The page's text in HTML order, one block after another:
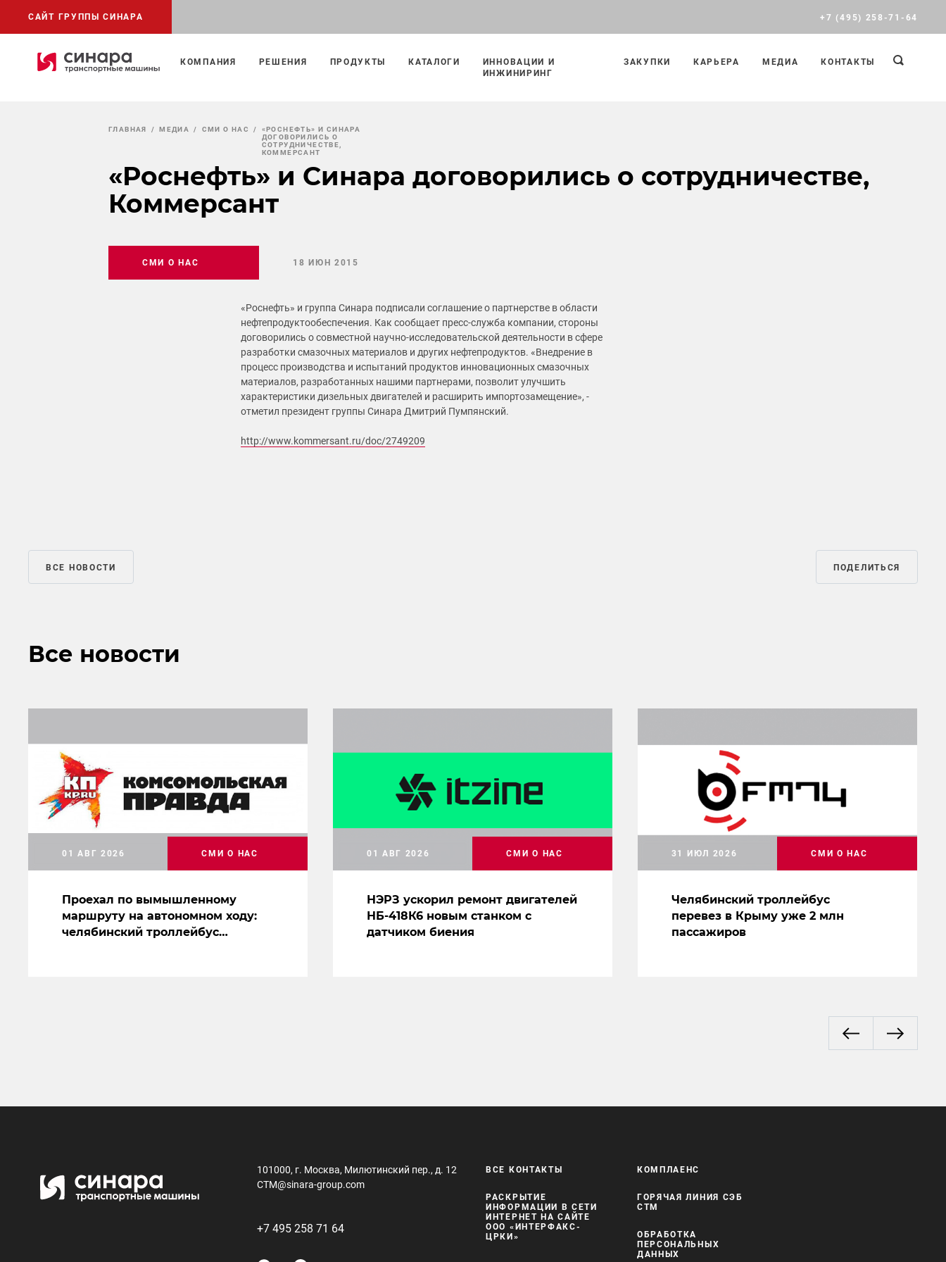
САЙТ ГРУППЫ СИНАРА +7 (495) 258-71-64
КОМПАНИЯ РЕШЕНИЯ ПРОДУКТЫ КАТАЛОГИ
ИННОВАЦИИ И
ИНЖИНИРИНГ
ЗАКУПКИ КАРЬЕРА МЕДИА КОНТАКТЫ
ГЛАВНАЯ МЕДИА СМИ О НАС
«РОСНЕФТЬ» И СИНАРА
ДОГОВОРИЛИСЬ О
СОТРУДНИЧЕСТВЕ,
КОММЕРСАНТ
«Роснефть» и Синара договорились о сотрудничестве,
Коммерсант
СМИ О НАС 18 ИЮН 2015
«Роснефть» и группа Синара подписали соглашение о партнерстве в области
нефтепродуктообеспечения. Как сообщает пресс-служба компании, стороны
договорились о совместной научно-исследовательской деятельности в сфере
разработки смазочных материалов и других нефтепродуктов. «Внедрение в
процесс производства и испытаний продуктов инновационных смазочных
материалов, разработанных нашими партнерами, позволит улучшить
характеристики дизельных двигателей и расширить импортозамещение», -
отметил президент группы Синара Дмитрий Пумпянский.
http://www.kommersant.ru/doc/2749209
ВСЕ НОВОСТИ ПОДЕЛИТЬСЯ
Все новости
Проехал по вымышленному
маршруту на автономном ходу:
челябинский троллейбус
01 АВГ 2026 СМИ О НАС
НЭРЗ ускорил ремонт двигателей
НБ-418К6 новым станком с
датчиком биения
01 АВГ 2026 СМИ О НАС
Челябинский троллейбус
перевез в Крыму уже 2 млн
пассажиров
31 ИЮЛ 2026 СМИ О НАС
101000, г. Москва, Милютинский пер., д. 12
CTM@sinara-group.com
+7 495 258 71 64
ВСЕ КОНТАКТЫ
РАСКРЫТИЕ
ИНФОРМАЦИИ В СЕТИ
ИНТЕРНЕТ НА САЙТЕ
ООО «ИНТЕРФАКС-
ЦРКИ»
КОМПЛАЕНС
ГОРЯЧАЯ ЛИНИЯ СЭБ
СТМ
ОБРАБОТКА
ПЕРСОНАЛЬНЫХ
ДАННЫХ